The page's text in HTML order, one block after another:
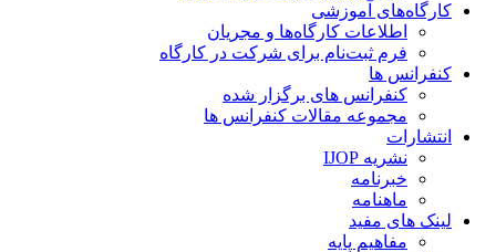
کارگاه‌های آموزشی
اطلاعات کارگاه‌ها و مجریان
فرم ثبت‌نام برای شرکت در کارگاه
کنفرانس ها
کنفرانس های برگزار شده
مجموعه مقالات کنفرانس ها
انتشارات
نشریه IJOP
خبرنامه
ماهنامه
لینک های مفید
مفاهیم پایه